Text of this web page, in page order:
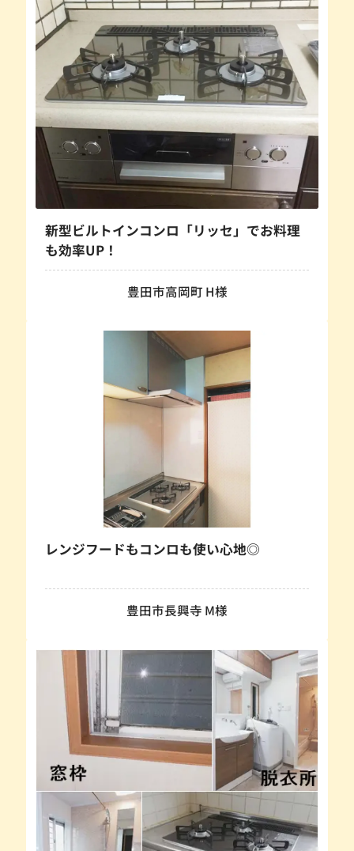
新型ビルトインコンロ「リッセ」でお料理
も効率UP！
豊田市高岡町 H様
レンジフードもコンロも使い心地◎
豊田市長興寺 M様